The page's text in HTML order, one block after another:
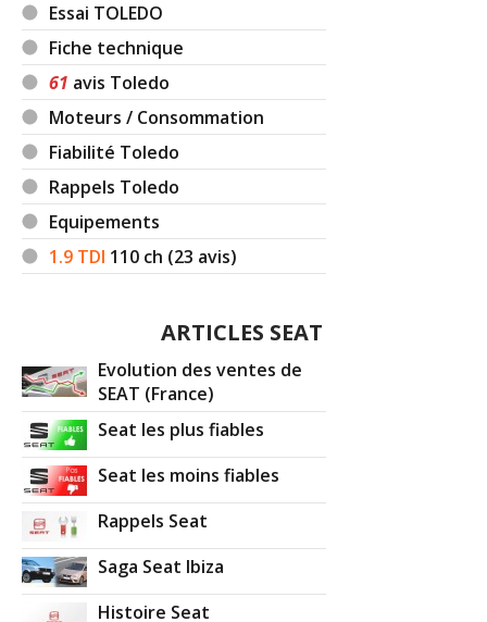
Essai TOLEDO
Fiche technique
61 avis Toledo
Moteurs / Consommation
Fiabilité Toledo
Rappels Toledo
Equipements
1.9 TDI 110 ch (23 avis)
ARTICLES SEAT
Evolution des ventes de
SEAT (France)
Seat les plus fiables
Seat les moins fiables
Rappels Seat
Saga Seat Ibiza
Histoire Seat